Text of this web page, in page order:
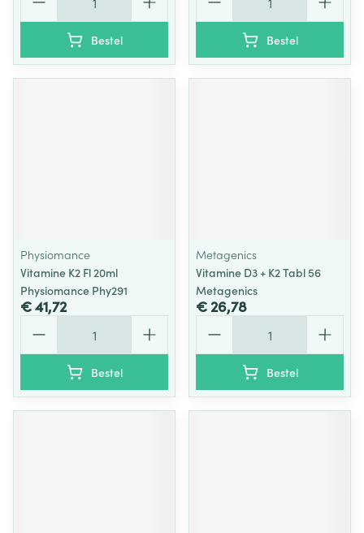
Bestel Bestel
Physiomance
Vitamine K2 Fl 20ml
Physiomance Phy291
€ 41,72
Bestel
Metagenics
Vitamine D3 + K2 Tabl 56
Metagenics
€ 26,78
Bestel